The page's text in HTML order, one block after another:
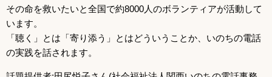
その命を救いたいと全国で約8000人のボランティアが活動して
います。
「聴く」とは「寄り添う」とはどういうことか、いのちの電話
の実践を話されます。